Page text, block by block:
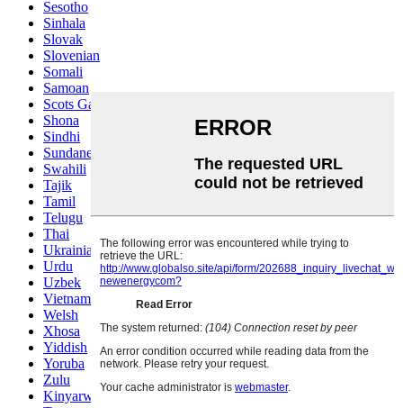
Sesotho
Sinhala
Slovak
Slovenian
Somali
Samoan
Scots Gaelic
Shona
Sindhi
Sundanese
Swahili
Tajik
Tamil
Telugu
Thai
Ukrainian
Urdu
Uzbek
Vietnamese
Welsh
Xhosa
Yiddish
Yoruba
Zulu
Kinyarwanda